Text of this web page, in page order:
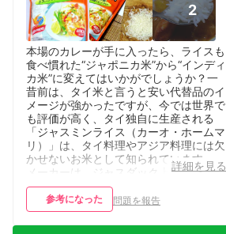
2
本場のカレーが手に入ったら、ライスも
食べ慣れた“ジャポニカ米”から“インディ
カ米”に変えてはいかがでしょうか？一
昔前は、タイ米と言うと安い代替品のイ
メージが強かったですが、今では世界で
も評価が高く、タイ独自に生産される
「ジャスミンライス（カーオ・ホームマ
リ）」は、タイ料理やアジア料理には欠
かせないお米として知られています。
メーカーは、ジャスダック上場企業の米
穀事業を取扱う「木徳神糧株式会社」
で、タイ王国の大手米問屋「チアメン
社」が提供する『ゴールデン・フェニッ
クス』ブランドをタイから輸入し、日本
詳細を見る
参考になった 問題を報告